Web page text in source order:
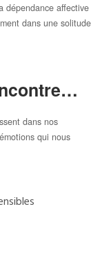
dépendance affective
dans une solitude
dans nos
qui nous